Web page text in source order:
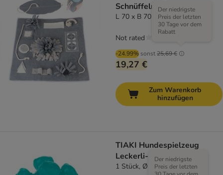
Schnüffelmatte Tampere
L 70 x B 70 cm
-24.99% sonst25,69 €
Der niedrigste
Preis der letzten
30 Tage vor dem
Rabatt
19,27 €
Not rated
Zum Warenkorb
hinzufügen
TIAKI Hundespielzeug
Leckerli-Ball Meteorit
1 Stück, Ø 12,5 cm (Größe M)
Der niedrigste
Preis der letzten